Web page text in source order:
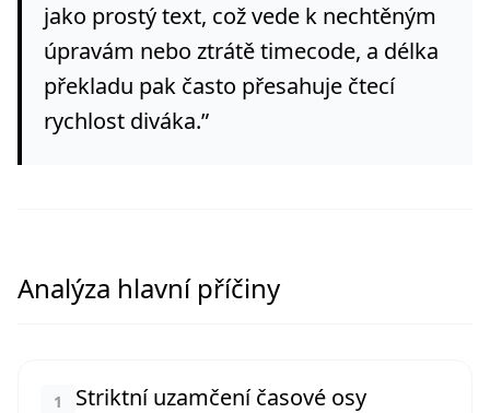
jako prostý text, což vede k nechtěným
úpravám nebo ztrátě timecode, a délka
překladu pak často přesahuje čtecí
rychlost diváka.”
Analýza hlavní příčiny
1 Striktní uzamčení časové osy